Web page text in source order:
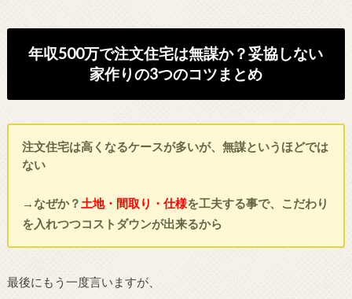
年収500万で注文住宅は無謀か？妥協しない
家作りの3つのコツまとめ
注文住宅は高くなるケースが多いが、無謀というほどでは
ない
→なぜか？ 土地・間取り・仕様を工夫する事で、こだわり
を入れつつコストダウンが出来るから
最後にもう一度言いますが、